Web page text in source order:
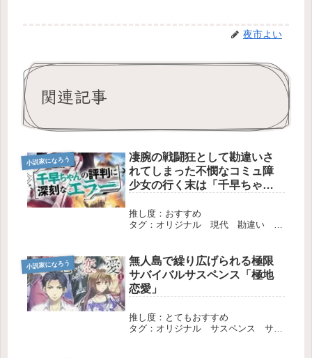
夜市よい
関連記事
小説家になろう
凄腕の戦闘狂として勘違いさ
れてしまった不憫なコミュ障
少女の行く末は「千早ちゃん
推し度：おすすめ
タグ：オリジナル 現代 勘違い 長
小説家になろう
無人島で繰り広げられる極限
サバイバルサスペンス「極地
恋愛」
推し度：とてもおすすめ
タグ：オリジナル サスペンス サバ